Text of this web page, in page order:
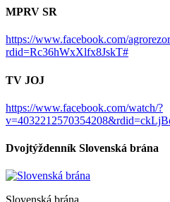
MPRV SR
https://www.facebook.com/
rdid=Rc36hWxXlfx8JskT#
TV JOJ
https://www.facebook.com/watch/?
Dvojtýždenník Slovenská brána